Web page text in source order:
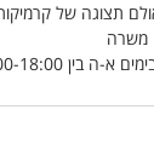
תצוגה של קרמיקות
משרה
בין 09:00-18:00